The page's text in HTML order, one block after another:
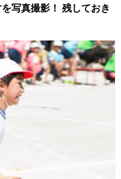
写真撮影！ 残しておき